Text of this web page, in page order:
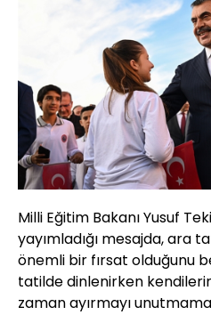
Milli Eğitim Bakanı Yusuf
yayımladığı mesajda, ara
önemli bir fırsat olduğunu
tatilde dinlenirken
zaman ayırmayı